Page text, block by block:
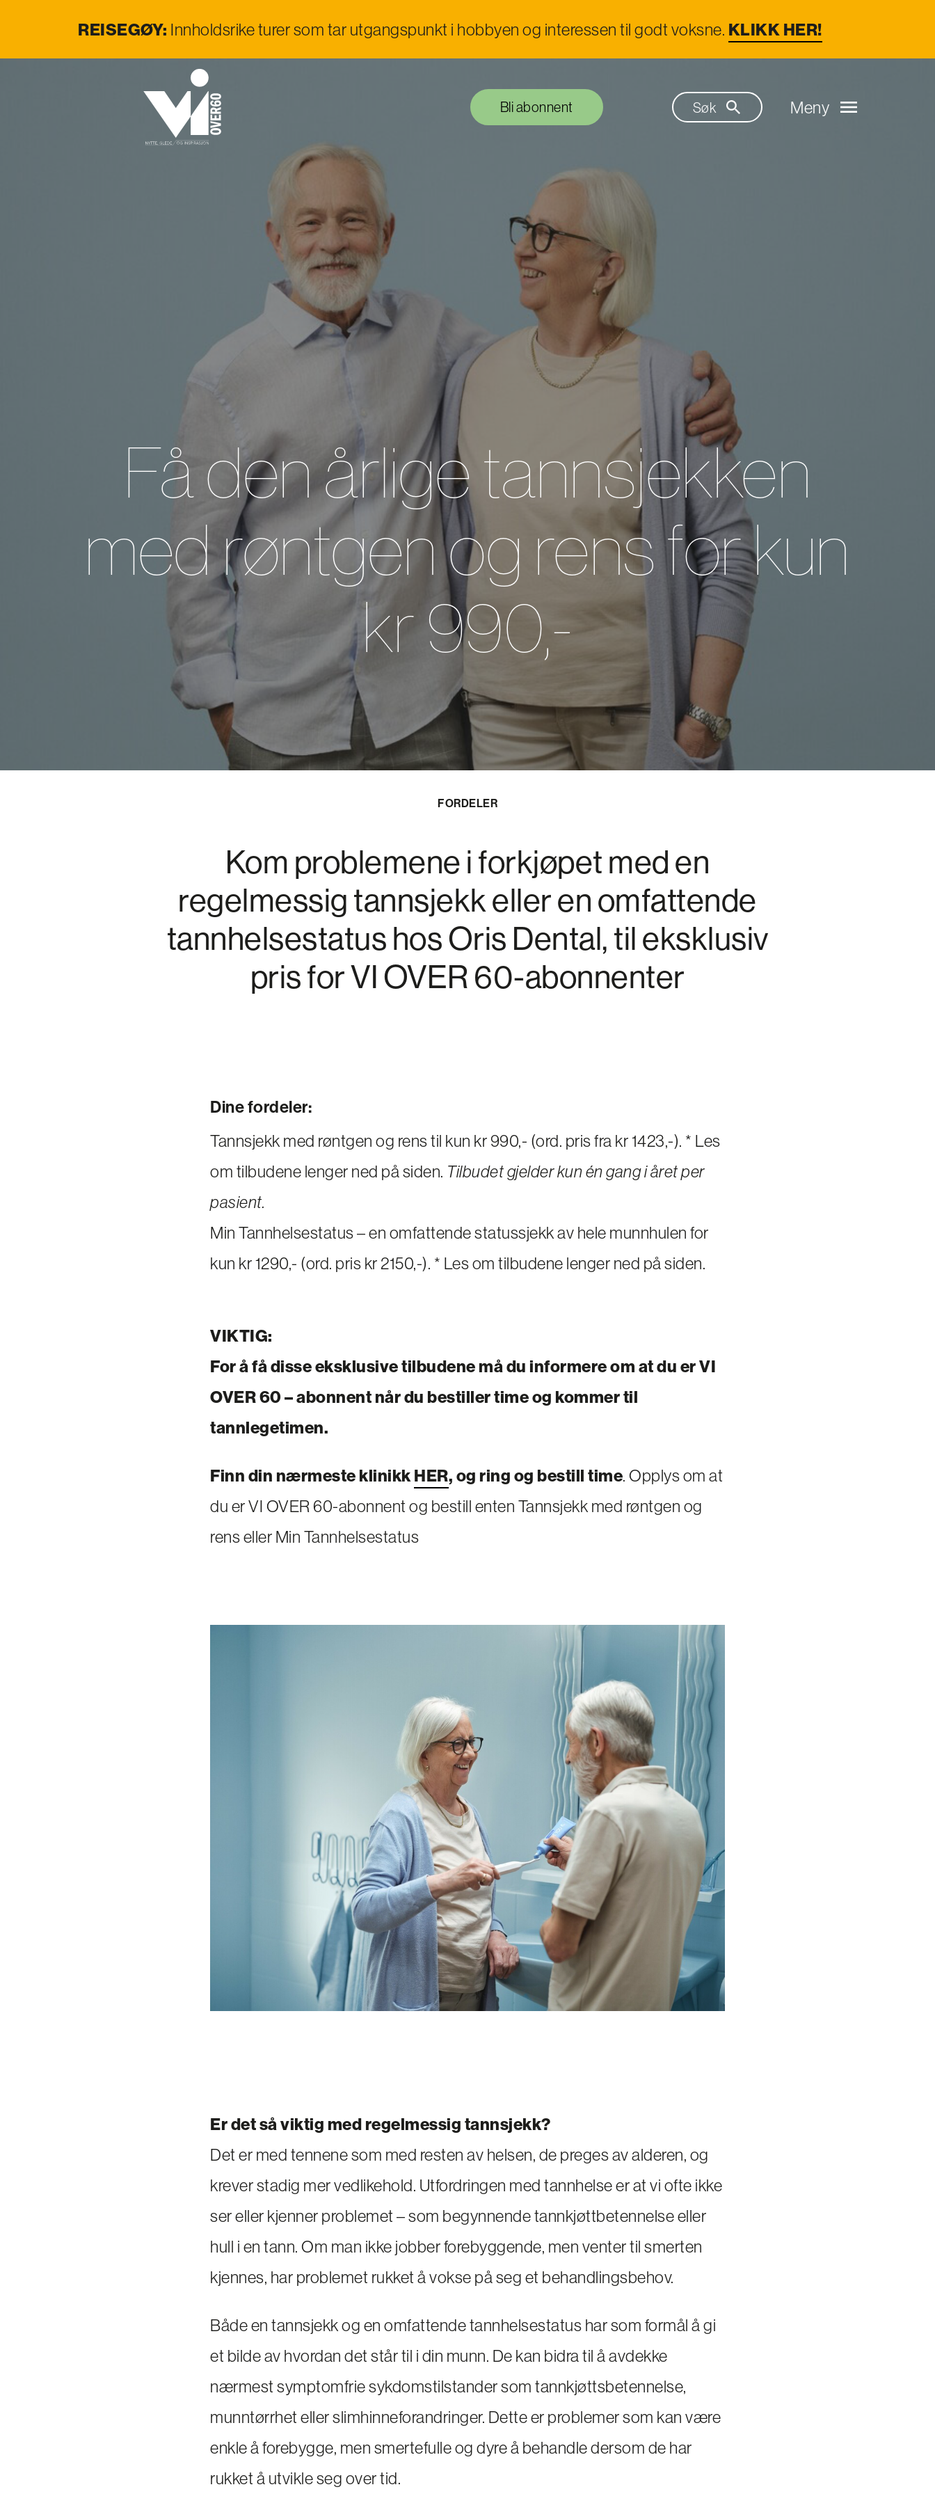
REISEGØY: Innholdsrike turer som tar utgangspunkt i hobbyen og interessen til godt voksne. KLIKK HER!
Bli abonnent Søk Meny
Få den årlige tannsjekken
med røntgen og rens for kun
kr 990,-
FORDELER
Kom problemene i forkjøpet med en
regelmessig tannsjekk eller en omfattende
tannhelsestatus hos Oris Dental, til eksklusiv
pris for VI OVER 60-abonnenter
Dine fordeler:
Tannsjekk med røntgen og rens til kun kr 990,- (ord. pris fra kr 1423,-). * Les
om tilbudene lenger ned på siden. Tilbudet gjelder kun én gang i året per
pasient.
Min Tannhelsestatus – en omfattende statussjekk av hele munnhulen for
kun kr 1290,- (ord. pris kr 2150,-). * Les om tilbudene lenger ned på siden.
VIKTIG:
For å få disse eksklusive tilbudene må du informere om at du er VI
OVER 60 – abonnent når du bestiller time og kommer til
tannlegetimen.
Finn din nærmeste klinikkHER, og ring og bestill time. Opplys om at
du er VI OVER 60-abonnent og bestill enten Tannsjekk med røntgen og
rens eller Min Tannhelsestatus
Er det så viktig med regelmessig tannsjekk?
Det er med tennene som med resten av helsen, de preges av alderen, og
krever stadig mer vedlikehold. Utfordringen med tannhelse er at vi ofte ikke
ser eller kjenner problemet – som begynnende tannkjøttbetennelse eller
hull i en tann. Om man ikke jobber forebyggende, men venter til smerten
kjennes, har problemet rukket å vokse på seg et behandlingsbehov.
Både en tannsjekk og en omfattende tannhelsestatus har som formål å gi
et bilde av hvordan det står til i din munn. De kan bidra til å avdekke
nærmest symptomfrie sykdomstilstander som tannkjøttsbetennelse,
munntørrhet eller slimhinneforandringer. Dette er problemer som kan være
enkle å forebygge, men smertefulle og dyre å behandle dersom de har
rukket å utvikle seg over tid.